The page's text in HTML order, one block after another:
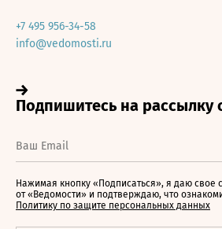
+7 495 956-34-58
info@vedomosti.ru
Нажимая кнопку «Подписаться», я даю свое
от «Ведомости» и подтверждаю, что
Политику по защите персональных данных